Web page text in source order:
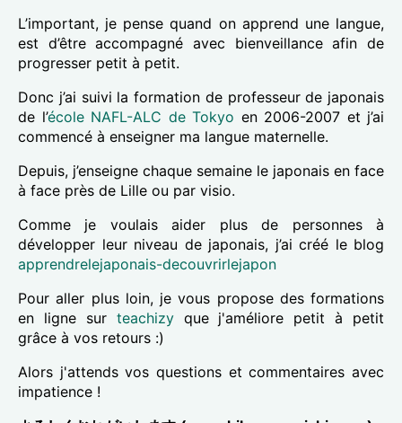
L’important, je pense quand on apprend une langue,
est d’être accompagné avec bienveillance afin de
progresser petit à petit.
Donc j’ai suivi la formation de professeur de japonais
de l’école NAFL-ALC de Tokyo en 2006-2007 et j’ai
commencé à enseigner ma langue maternelle.
Depuis, j’enseigne chaque semaine le japonais en face
à face près de Lille ou par visio.
Comme je voulais aider plus de personnes à
développer leur niveau de japonais, j’ai créé le blog
apprendrelejaponais-decouvrirlejapon
Pour aller plus loin, je vous propose des formations
en ligne sur teachizyque j'améliore petit à petit
grâce à vos retours :)
Alors j'attends vos questions et commentaires avec
impatience !